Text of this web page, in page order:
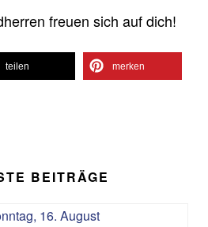
freuen sich auf dich!
teilen merken
BEITRÄGE